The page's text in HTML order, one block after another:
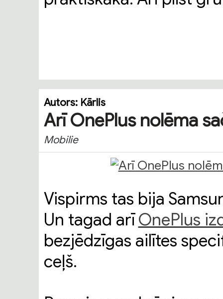
Autors: Kārlis
Arī OnePlus nolēma
Mobilie
Vispirms tas bija
Un tagad arīOnePlus
bezjēdzīgas ailītes
ceļš.